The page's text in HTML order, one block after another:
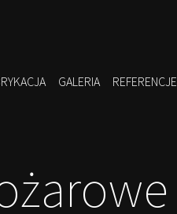
GALERIA REFERENCJE